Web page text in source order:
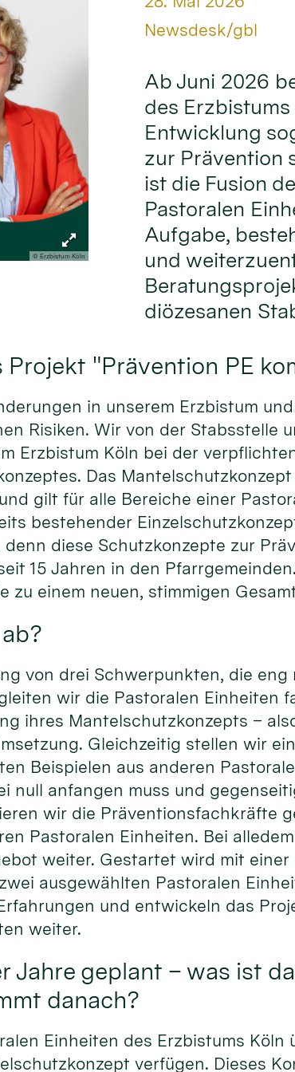
© Erzbistum Köln
Von:
Newsdesk/gbl
Ab Juni 2026
des
Entwicklung
zur Prävention
ist die Fusion
Pastoralen
Aufgabe,
und
diözesanen
Projekt "Prävention PE
in unserem Erzbistum
Risiken. Wir von der Stabsstelle
Erzbistum Köln bei der
Das
gilt für alle Bereiche einer
bestehender
diese Schutzkonzepte zur
15 Jahren in den
zu einem neuen, stimmigen
von drei Schwerpunkten, die eng
wir die Pastoralen Einheiten
ihres Mantelschutzkonzepts –
Gleichzeitig stellen wir
Beispielen aus anderen
null anfangen muss und
wir die Präventionsfachkräfte
Pastoralen Einheiten. Bei
weiter. Gestartet wird mit einer
ausgewählten Pastoralen
und entwickeln das
weiter.
Jahre geplant – was ist
danach?
Einheiten des Erzbistums Köln
verfügen. Dieses